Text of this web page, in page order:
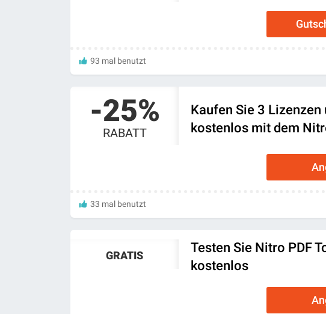
93 mal benutzt
-25%
RABATT
Kaufen Sie 3
kostenlos mit dem
33 mal benutzt
GRATIS
Testen Sie Nitro PDF
kostenlos